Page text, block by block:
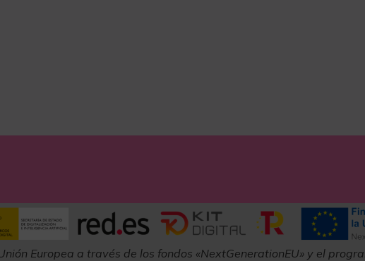
Europea a través de los fondos «NextGenerationEU» y el